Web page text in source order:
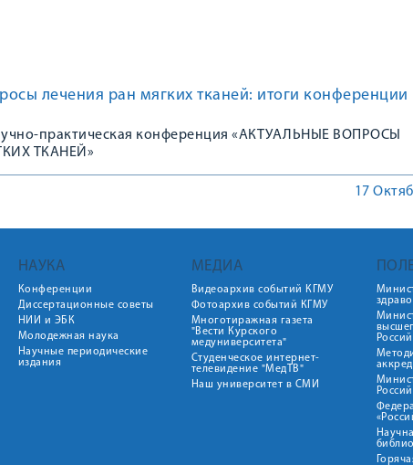
лечения ран мягких тканей: итоги конференции
практическая конференция «АКТУАЛЬНЫЕ ВОПРОСЫ
ТКАНЕЙ»
17
НАУКА
Конференции
Диссертационные советы
НИИ и ЭБК
Молодежная наука
Научные периодические
издания
МЕДИА
Видеоархив событий КГМУ
Фотоархив событий КГМУ
Многотиражная газета
"Вести Курского
медуниверситета"
Студенческое интернет-
телевидение "МедТВ"
Наш университет в СМИ